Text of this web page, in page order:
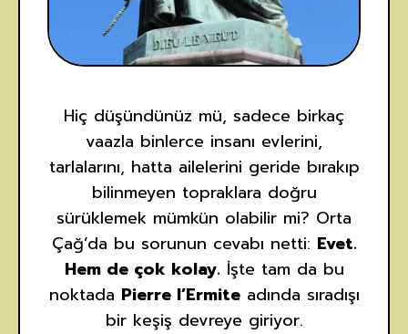
Hiç düşündünüz mü, sadece birkaç
vaazla binlerce insanı evlerini,
tarlalarını, hatta ailelerini geride bırakıp
bilinmeyen topraklara doğru
sürüklemek mümkün olabilir mi? Orta
Çağ’da bu sorunun cevabı netti: Evet.
Hem de çok kolay. İşte tam da bu
noktada Pierre l’Ermiteadında sıradışı
bir keşiş devreye giriyor.